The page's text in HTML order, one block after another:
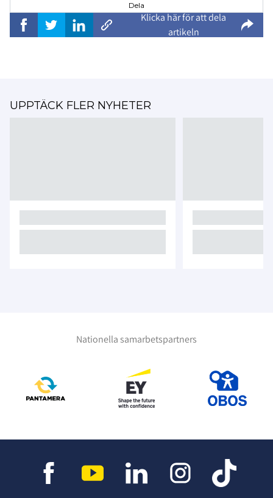
Dela
Klicka här för att dela
artikeln
UPPTÄCK FLER NYHETER
Nationella samarbetspartners